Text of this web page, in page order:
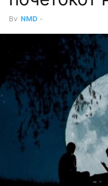
By NMD -